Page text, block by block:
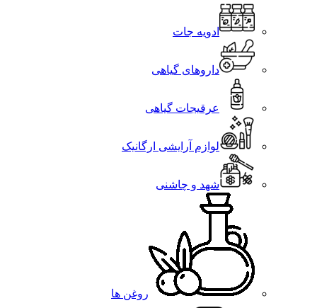
ادویه جات
داروهای گیاهی
عرقیجات گیاهی
لوازم آرایشی ارگانیک
شهد و چاشنی
روغن ها